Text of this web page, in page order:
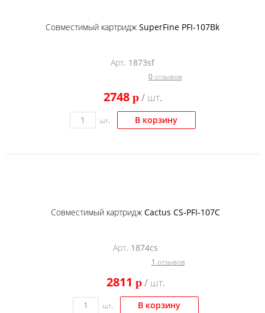
Совместимый картридж SuperFine PFI-107Bk
Арт. 1873sf
0 отзывов
2748 p/ шт.
шт. В корзину
Совместимый картридж Cactus CS-PFI-107C
Арт. 1874cs
1 отзывов
2811 p/ шт.
шт. В корзину